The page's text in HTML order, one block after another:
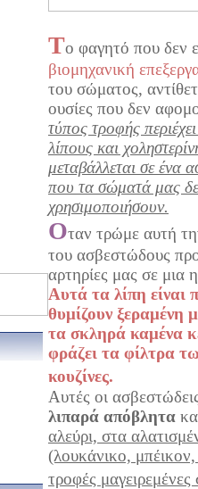
Το φαγητό που δεν
βιομηχανική
του σώματος,
ουσίες που δεν
τύπος τροφής
λίπους και
μεταβάλλεται σε ένα
που τα σώματά μας
χρησιμοποιήσουν.
Οταν τρώμε αυτή
του ασβεστώδους
αρτηρίες μας σε μια
Αυτά τα λίπη είναι
θυμίζουν ξεραμένη
τα σκληρά καμένα
φράζει τα φίλτρα
κουζίνες.
Αυτές οι
λιπαρά απόβλητα
αλεύρι, στα
(λουκάνικο,
τροφές